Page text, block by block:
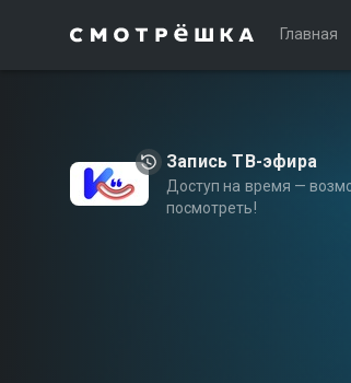
Главная
Запись ТВ-эфира
Доступ на время —
посмотреть!